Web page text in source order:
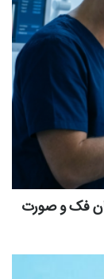
فک و صورت